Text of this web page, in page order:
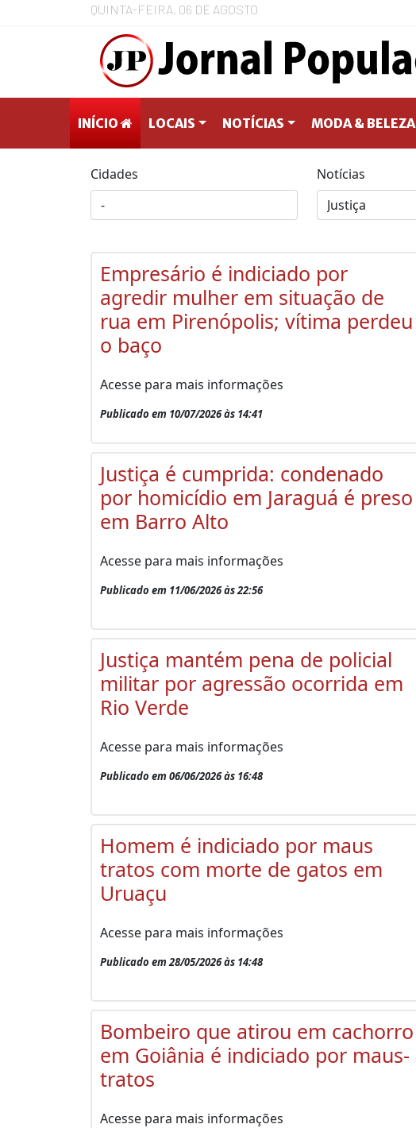
QUINTA-FEIRA, 06 DE AGOSTO
INÍCIO LOCAIS NOTÍCIAS MODA & BELEZA
Cidades Notícias
Empresário é indiciado por
agredir mulher em situação de
rua em Pirenópolis; vítima perdeu
o baço
Acesse para mais informações
Publicado em 10/07/2026 às 14:41
Justiça é cumprida: condenado
por homicídio em Jaraguá é preso
em Barro Alto
Acesse para mais informações
Publicado em 11/06/2026 às 22:56
Justiça mantém pena de policial
militar por agressão ocorrida em
Rio Verde
Acesse para mais informações
Publicado em 06/06/2026 às 16:48
Homem é indiciado por maus
tratos com morte de gatos em
Uruaçu
Acesse para mais informações
Publicado em 28/05/2026 às 14:48
Bombeiro que atirou em cachorro
em Goiânia é indiciado por maus-
tratos
Acesse para mais informações